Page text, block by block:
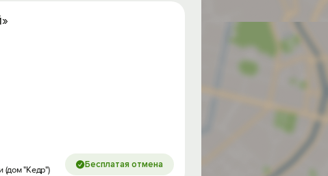
(дом "Кедр") Бесплатая отмена